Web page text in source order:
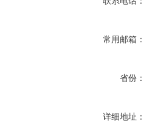
常用邮箱：
省份：
详细地址：